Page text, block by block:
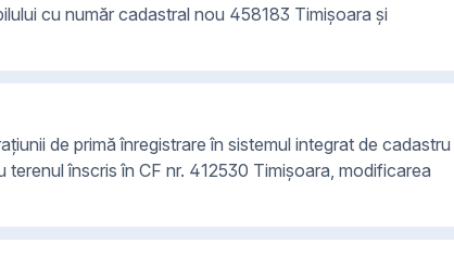
cu număr cadastral nou 458183 Timișoara și
de primă înregistrare în sistemul integrat de cadastru
terenul înscris în CF nr. 412530 Timișoara, modificarea